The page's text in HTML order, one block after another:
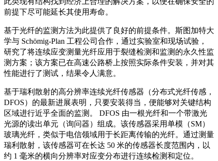
前提下尽可能延长其使用寿命。
基于光纤的监测方法为此提供了良好的前提条件。斯图加特大
学与 Schömig-Plan 工程公司合作，通过实验室和现场试验，
研究了将连续应变测量光纤应用于裂缝检测和监测的永久性监
测方案；该方案已在高速公路桥上按照实际条件安装，并对其
性能进行了测试，结果令人满意。
基于瑞利散射的高分辨率连续光纤传感器（分布式光纤传感，
DFOS）的最新进展表明，只要安装得当，便能够对关键结构
区域进行近乎全面的监测。 DFOS 由一根光纤和一个带激光
光源的读出单元（询问器）组成。该传感器采用单模（SM）
玻璃光纤，类似于电信领域用于长距离传输的光纤。通过测量
瑞利散射，该传感器可在长达 50 米的传感器长度范围内，以
约 1 毫米的横向分辨率对应变分布进行连续检测和定位。